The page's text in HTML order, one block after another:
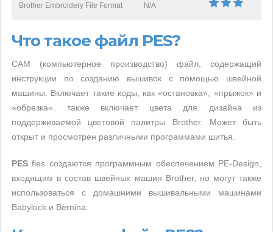
Brother Embroidery File Format N/A
Что такое файл PES?
CAM (компьютерное производство) файл, содержащий
инструкции по созданию вышивок с помощью швейной
машины. Включает такие коды, как «остановка», «прыжок» и
«обрезка». также включает цвета для дизайна из
поддерживаемой цветовой палитры Brother. Может быть
открыт и просмотрен различными программами шитья.
PES fles создаются программным обеспечением PE-Design,
входящим в состав швейных машин Brother, но могут также
использоваться с домашними вышивальными машинами
Babylock и Bernina.